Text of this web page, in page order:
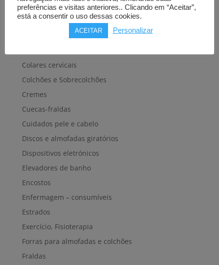
Cestas, Arneses
Cintas e Faixas
Cintos, Coletes e afins
Colares cervicais
Colchões e Sobrecolchões
Cremes
Cuecas-fraldas
Cuidados pele e cabelo
Discos e almofadas giratórios
Dispositivos eletrónicos
Elevadores de banho
Encostos
Enfermagem – consumíveis
Estrados
Exercício, Fisioterapia
Forras para almofadas e colchões
Fraldas
preferências e visitas anteriores.. Clicando em “Aceitar”,
está a consentir o uso dessas cookies.
ACEITAR Personalizar